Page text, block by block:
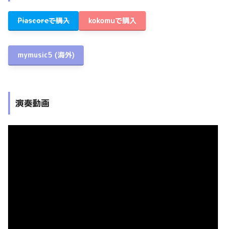
Piascoreで購入 kokomuで購入
mymusic5 (海外)
演奏動画